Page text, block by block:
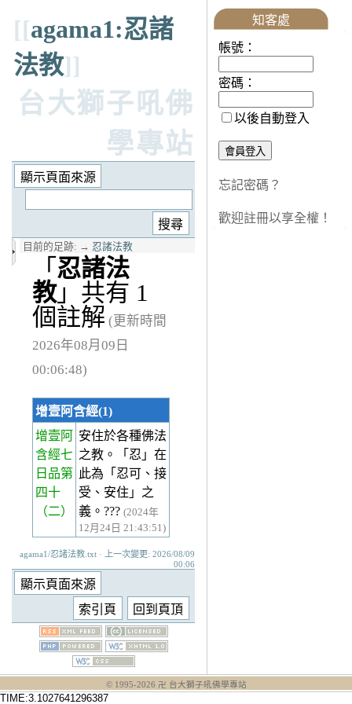
[[agama1:忍諸
法教]]
台大獅子吼佛
學專站
目前的足跡: → 忍諸法教
「 忍諸法
教」共有 1
個註解 (更新時間
2026年08月09日
00:06:48)
增壹阿含經(1)
增壹阿
含經七
日品第
四十
（二）
安住於各種佛法
之教。「忍」在
此為「忍可、接
受、安住」之
義。??? (2024年
12月24日 21:43:51)
agama1/忍諸法教.txt · 上一次變更: 2026/08/09
00:06
知客處
帳號：
密碼：
以後自動登入
忘記密碼？
歡迎註冊以享全權！
© 1995-2026 卍 台大獅子吼佛學專站
TIME:3.1027641296387